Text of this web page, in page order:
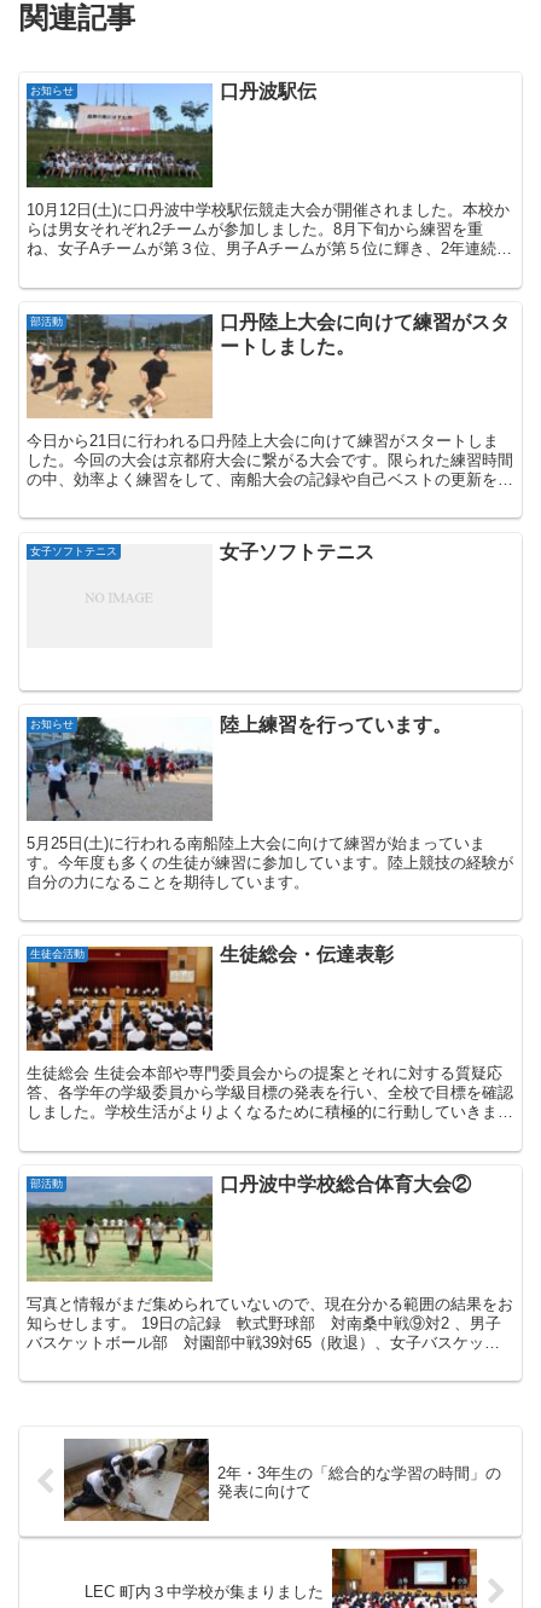
関連記事
お知らせ 口丹波駅伝
10月12日(土)に口丹波中学校駅伝競走大会が開催されました。本校か
らは男女それぞれ2チームが参加しました。8月下旬から練習を重
ね、女子Aチームが第３位、男子Aチームが第５位に輝き、2年連続で
部活動
口丹陸上大会に向けて練習がスタ
ートしました。
今日から21日に行われる口丹陸上大会に向けて練習がスタートしま
した。今回の大会は京都府大会に繋がる大会です。限られた練習時間
の中、効率よく練習をして、南船大会の記録や自己ベストの更新を目
女子ソフトテニス 女子ソフトテニス
お知らせ 陸上練習を行っています。
5月25日(土)に行われる南船陸上大会に向けて練習が始まっていま
す。今年度も多くの生徒が練習に参加しています。陸上競技の経験が
自分の力になることを期待しています。
生徒会活動 生徒総会・伝達表彰
生徒総会 生徒会本部や専門委員会からの提案とそれに対する質疑応
答、各学年の学級委員から学級目標の発表を行い、全校で目標を確認
しました。学校生活がよりよくなるために積極的に行動していきまし
部活動 口丹波中学校総合体育大会②
写真と情報がまだ集められていないので、現在分かる範囲の結果をお
知らせします。 19日の記録 軟式野球部 対南桑中戦⑨対2 、男子
バスケットボール部 対園部中戦39対65（敗退）、女子バスケット
2年・3年生の「総合的な学習の時間」の
発表に向けて
LEC 町内３中学校が集まりました